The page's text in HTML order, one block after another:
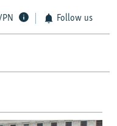
Follow us